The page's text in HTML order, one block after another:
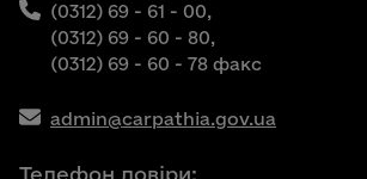
(0312) 69 - 61 - 00,
(0312) 69 - 60 - 80,
(0312) 69 - 60 - 78 факс
admin@carpathia.gov.ua
Телефон довіри: